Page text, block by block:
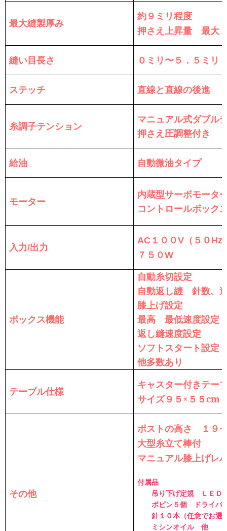
最大縫製厚み
約９ミリ程度
押さえ上昇量 最大
縫い目長さ ０ミリ〜５．５ミリ
ステッチ 直線と直線の後進
糸調子テンション
マニュアル式ダブル
押さえ圧調整付き
給油 自動微油タイプ
モーター
内蔵型サーボモータ
コントロールボック
入力/出力
AC １００V （５０ Hz/
７５０W
ボックス機能
自動糸切設定
自動返し縫 針数、
膝上げ設定
最高 最低速度設定
返し縫速度設定
ソフトスタート設定
他多数あり
テーブル仕様
キャスター付きテー
サイズ９５×５５cm
その他
ポストの高さ １９
大型糸立て棒付
マニュアル膝上げレ
付属品
吊り下げ定規 ＬＥＤ
ボビン５個 ドライバ
針１０本（任意でお選
ミシンオイル 他